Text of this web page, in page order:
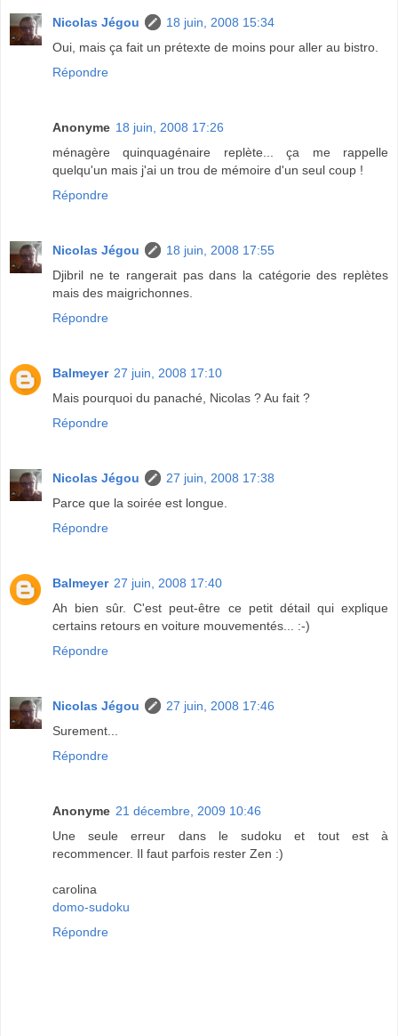
Nicolas Jégou
18 juin, 2008 15:34
Oui, mais ça fait un prétexte de moins pour aller au bistro.
Répondre
Anonyme 18 juin, 2008 17:26
ménagère quinquagénaire replète... ça me rappelle
quelqu'un mais j'ai un trou de mémoire d'un seul coup !
Répondre
Nicolas Jégou
18 juin, 2008 17:55
Djibril ne te rangerait pas dans la catégorie des replètes
mais des maigrichonnes.
Répondre
Balmeyer 27 juin, 2008 17:10
Mais pourquoi du panaché, Nicolas ? Au fait ?
Répondre
Nicolas Jégou
27 juin, 2008 17:38
Parce que la soirée est longue.
Répondre
Balmeyer 27 juin, 2008 17:40
Ah bien sûr. C'est peut-être ce petit détail qui explique
certains retours en voiture mouvementés... :-)
Répondre
Nicolas Jégou
27 juin, 2008 17:46
Surement...
Répondre
Anonyme 21 décembre, 2009 10:46
Une seule erreur dans le sudoku et tout est à
recommencer. Il faut parfois rester Zen :)
carolina
domo-sudoku
Répondre